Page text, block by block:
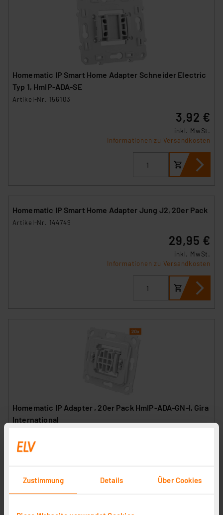
Zustimmung Details Über Cookies
Homematic IP Smart Home Adapter Schneider Electric
Typ 1, HmIP-ADA-SE
Artikel-Nr. 156103
3,92 €
inkl. MwSt.
Informationen zu Versandkosten
Homematic IP Smart Home Adapter Jung J2, 20er Pack
Artikel-Nr. 144749
29,95 €
inkl. MwSt.
Informationen zu Versandkosten
Homematic IP Adapter , 20er Pack HmIP-ADA-GN-I, Gira
International